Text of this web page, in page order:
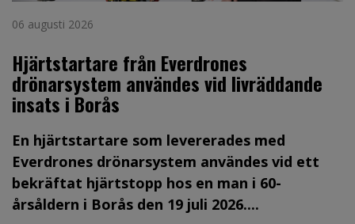
06 augusti 2026
Hjärtstartare från Everdrones
drönarsystem användes vid livräddande
insats i Borås
En hjärtstartare som levererades med
Everdrones drönarsystem användes vid ett
bekräftat hjärtstopp hos en man i 60-
årsåldern i Borås den 19 juli 2026....